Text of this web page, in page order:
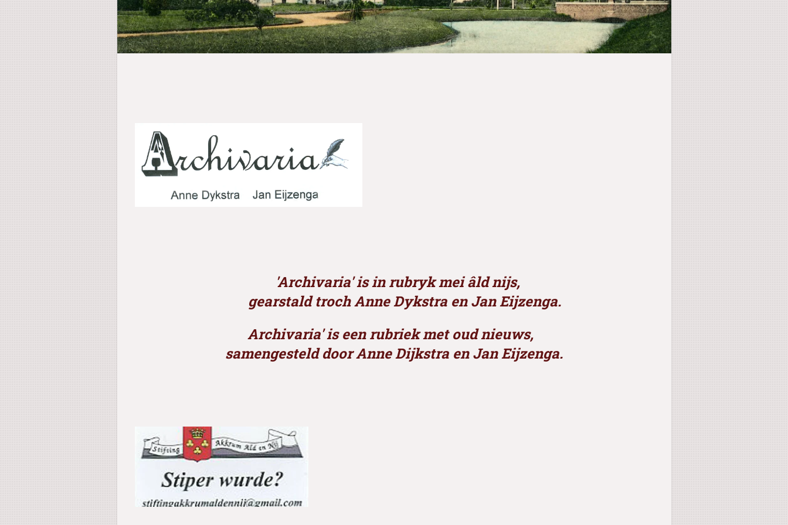
'Archivaria' is in rubryk mei âld nijs,
gearstaldtroch Anne Dykstra en Jan Eijzenga.
Archivaria' is een rubriek met oud nieuws,
samengestelddoor Anne Dijkstra en Jan Eijzenga.